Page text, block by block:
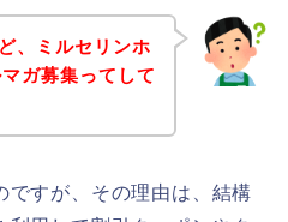
、ミルセリンホ
ガ募集ってして
ですが、その理由は、結構